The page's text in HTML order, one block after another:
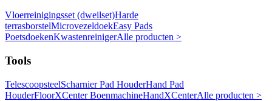
Vloerreinigingsset (dweilset)Harde
terrasborstelMicrovezeldoekEasy Pads
PoetsdoekenKwastenreinigerAlle producten >
Tools
TelescoopsteelScharnier Pad HouderHand Pad
HouderFloorXCenter BoenmachineHandXCenterAlle producten >